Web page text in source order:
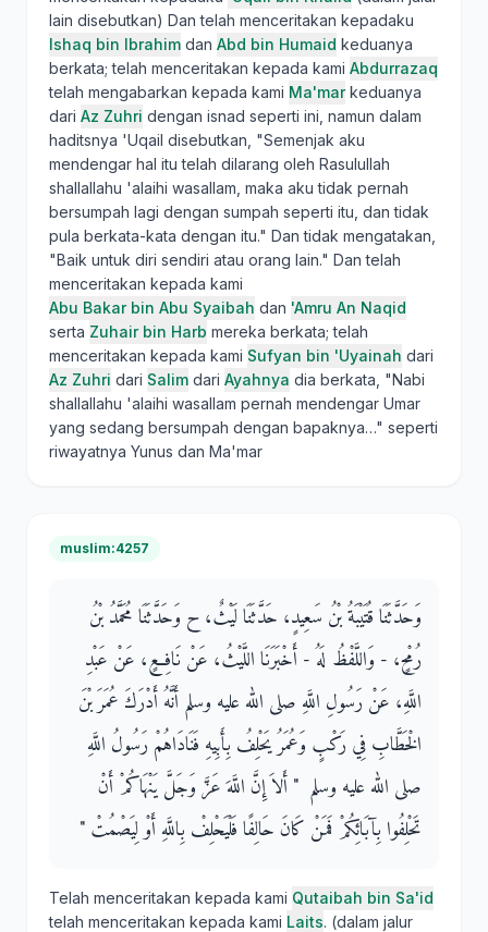
lain disebutkan) Dan telah menceritakan kepadaku
Ishaq bin Ibrahim dan Abd bin Humaid keduanya
berkata; telah menceritakan kepada kami Abdurrazaq
telah mengabarkan kepada kami Ma'markeduanya
dari Az Zuhri dengan isnad seperti ini, namun dalam
haditsnya 'Uqail disebutkan, "Semenjak aku
mendengar hal itu telah dilarang oleh Rasulullah
shallallahu 'alaihi wasallam, maka aku tidak pernah
bersumpah lagi dengan sumpah seperti itu, dan tidak
pula berkata-kata dengan itu." Dan tidak mengatakan,
"Baik untuk diri sendiri atau orang lain." Dan telah
menceritakan kepada kami
Abu Bakar bin Abu Syaibah dan 'Amru An Naqid
serta Zuhair bin Harb mereka berkata; telah
menceritakan kepada kami Sufyan bin 'Uyainah dari
Az Zuhri dari Salim dari Ayahnya dia berkata, "Nabi
shallallahu 'alaihi wasallam pernah mendengar Umar
yang sedang bersumpah dengan bapaknya…" seperti
riwayatnya Yunus dan Ma'mar
muslim:4257
وَحَدَّثَنَا قُتَيْبَةُ بْنُ سَعِيدٍ، حَدَّثَنَا لَيْثٌ، ح وَحَدَّثَنَا مُحَمَّدُ بْنُ
رُمْحٍ، - وَاللَّفْظُ لَهُ - أَخْبَرَنَا اللَّيْثُ، عَنْ نَافِعٍ، عَنْ عَبْدِ
اللَّهِ، عَنْ رَسُولِ اللَّهِ صلى الله عليه وسلم أَنَّهُ أَدْرَكَ عُمَرَ بْنَ
الْخَطَّابِ فِي رَكْبٍ وَعُمَرُ يَحْلِفُ بِأَبِيهِ فَنَادَاهُمْ رَسُولُ اللَّهِ
صلى الله عليه وسلم ‏ "‏ أَلاَ إِنَّ اللَّهَ عَزَّ وَجَلَّ يَنْهَاكُمْ أَنْ
تَحْلِفُوا بِآبَائِكُمْ فَمَنْ كَانَ حَالِفًا فَلْيَحْلِفْ بِاللَّهِ أَوْ لِيَصْمُتْ ‏"‏
Telah menceritakan kepada kami Qutaibah bin Sa'id
telah menceritakan kepada kami Laits. (dalam jalur